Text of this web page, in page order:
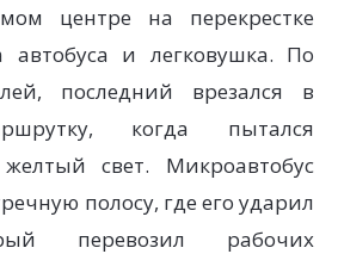
центре на перекрестке
автобуса и легковушка. По
последний врезался в
когда пытался
свет. Микроавтобус
полосу, где его ударил
перевозил рабочих